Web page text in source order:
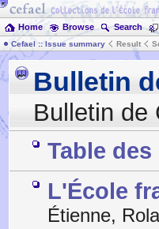
Home Browse Search
Cefael :: Issue summary Result
Bulletin
Bulletin de
Table des
L'École
Étienne,